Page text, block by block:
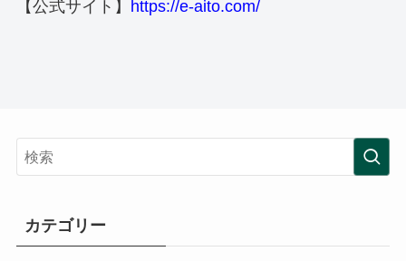
【公式サイト】
https://e-aito.com/
カテゴリー